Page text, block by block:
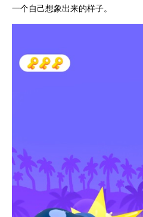
一个自己想象出来的样子。